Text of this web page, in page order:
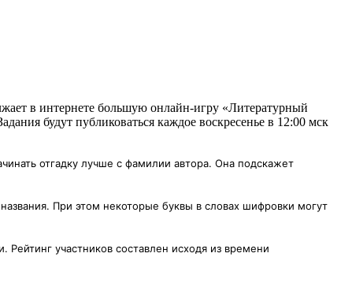
в интернете большую онлайн-игру «Литературный
будут публиковаться каждое воскресенье в 12:00 мск
отгадку лучше с фамилии автора. Она подскажет
При этом некоторые буквы в словах шифровки могут
участников составлен исходя из времени